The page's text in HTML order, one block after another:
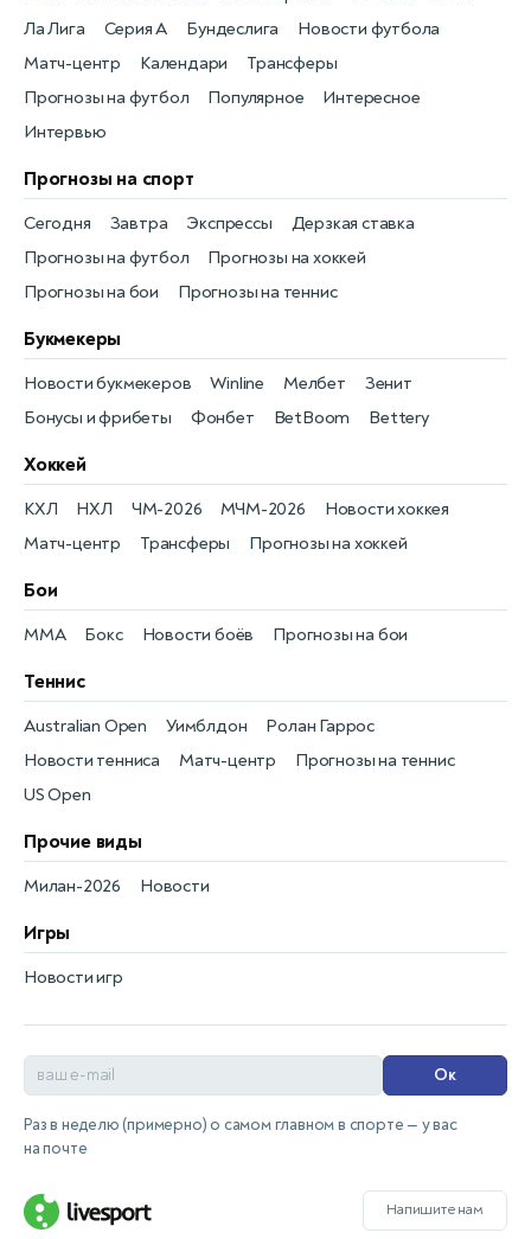
Новости футбола
Матч-центр Календари Трансферы
Прогнозы на футбол Популярное
Ла Лига
Интересное
Серия А
Интервью
Бундеслига
Прогнозы на спорт
Прогнозы на футбол
Сегодня
Прогнозы на хоккей
Завтра
Прогнозы на бои
Экспрессы
Прогнозы на теннис
Дерзкая ставка
Букмекеры
Бонусы и фрибеты
Новости букмекеров
Фонбет
Winline
BetBoom
Мелбет
Bettery
Зенит
Хоккей
Новости хоккея
КХЛ
Матч-центр
НХЛ
Трансферы
ЧМ-2026
Прогнозы на хоккей
МЧМ-2026
Бои
Новости боёв
MMA Прогнозы на бои
Бокс
Теннис
Новости тенниса
Australian Open
Матч-центр
Уимблдон
Прогнозы на теннис
Ролан Гаррос
US Open
Прочие виды
Новости
Милан-2026
Игры
Новости игр
Ок
Раз в неделю (примерно) о самом главном в спорте — у вас
на почте
Напишите нам